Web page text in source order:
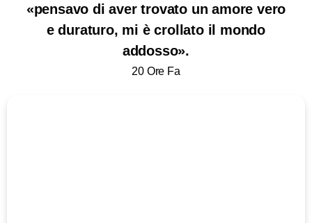
«pensavo di aver trovato un amore vero
e duraturo, mi è crollato il mondo
addosso».
20 Ore Fa